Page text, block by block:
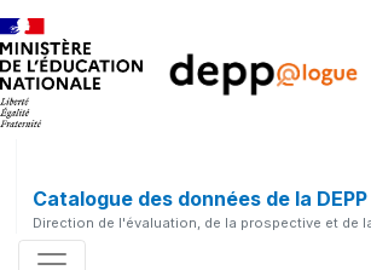
Catalogue des données de la DEPP
Direction de l'évaluation, de la prospective et de